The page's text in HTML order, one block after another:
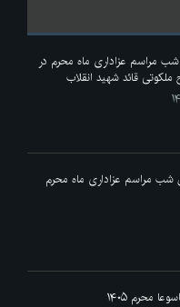
شب مراسم عزاداری ماه محرم در
قائد شهید انقلاب
شب مراسم عزاداری ماه محرم
محرم ۱۴۰۵